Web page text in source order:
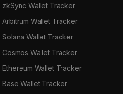
zkSync Wallet Tracker
Arbitrum Wallet Tracker
Solana Wallet Tracker
Cosmos Wallet Tracker
Ethereum Wallet Tracker
Base Wallet Tracker